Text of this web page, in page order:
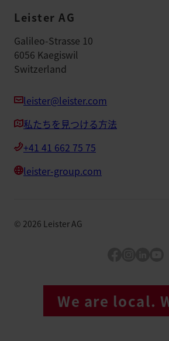
Leister AG
Galileo-Strasse 10
6056 Kaegiswil
Switzerland
leister@leister.com
私たちを見つける方法
+41 41 662 75 75
leister-group.com
© 2026 Leister AG
We are local.